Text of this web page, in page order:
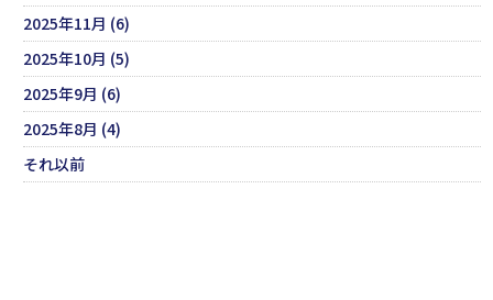
2025年11月 (6)
2025年10月 (5)
2025年9月 (6)
2025年8月 (4)
それ以前